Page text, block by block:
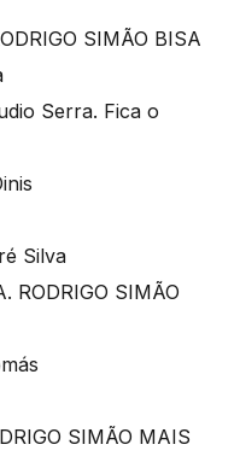
SIMÃO BISA
Serra. Fica o
Silva
RODRIGO SIMÃO
SIMÃO MAIS